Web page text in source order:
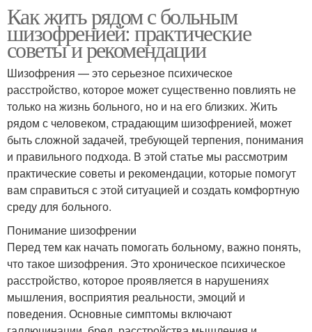
Как жить рядом с больным
шизофренией: практические
советы и рекомендации
Шизофрения — это серьезное психическое
расстройство, которое может существенно повлиять не
только на жизнь больного, но и на его близких. Жить
рядом с человеком, страдающим шизофренией, может
быть сложной задачей, требующей терпения, понимания
и правильного подхода. В этой статье мы рассмотрим
практические советы и рекомендации, которые помогут
вам справиться с этой ситуацией и создать комфортную
среду для больного.
Понимание шизофрении
Перед тем как начать помогать больному, важно понять,
что такое шизофрения. Это хроническое психическое
расстройство, которое проявляется в нарушениях
мышления, восприятия реальности, эмоций и
поведения. Основные симптомы включают